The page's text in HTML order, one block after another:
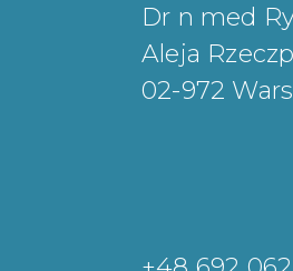
Dr n med
Aleja
02-972